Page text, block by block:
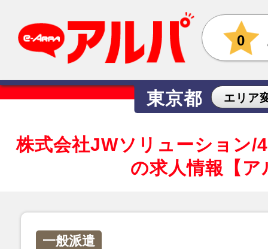
0
東京都 エリア
株式会社JWソリューション/
の求人情報【ア
一般派遣